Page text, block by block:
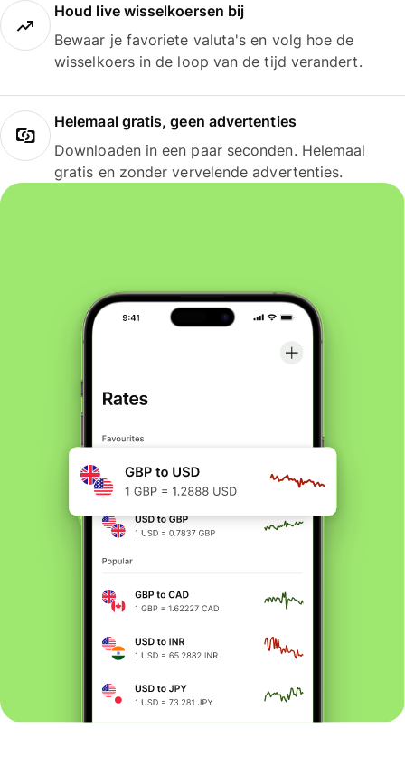
Houd live wisselkoersen bij
Bewaar je favoriete valuta's en volg hoe de
wisselkoers in de loop van de tijd verandert.
Helemaal gratis, geen advertenties
Downloaden in een paar seconden. Helemaal
gratis en zonder vervelende advertenties.